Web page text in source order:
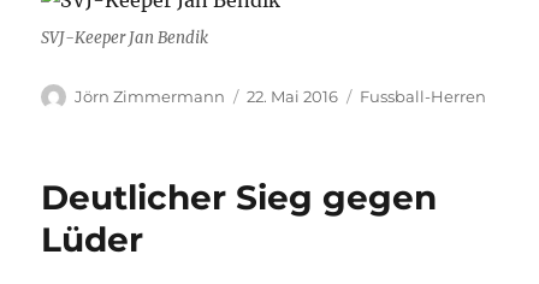
SVJ-Keeper Jan Bendik
Autor
Jörn Zimmermann
Veröffentlicht
22. Mai 2016 Kategorien
Fussball-Herren
Deutlicher Sieg gegen
Lüder